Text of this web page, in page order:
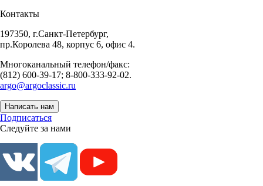
Контакты
197350, г.Санкт-Петербург,
пр.Королева 48, корпус 6, офис 4.
Многоканальный телефон/факс:
(812) 600-39-17; 8-800-333-92-02.
argo@argoclassic.ru
Написать нам
Подписаться
Следуйте за нами